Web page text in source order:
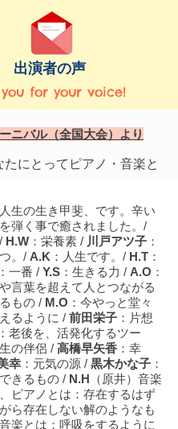
​出演者の声
you for your voice!
ニバル（全国大会）より
たにとってピアノ・音楽と
人生の生き甲斐、です。辛い
弾く事で癒されました。/
H.W ：栄養素 / 川戸アツ子 ：
。/ A.K ：人生です。/ H.T ：
：一番 / Y.S ：生きる力 / A.O ：
言葉を超えて人とつながる
もの / M.O ：今やっと堂々
るように / 前田栄子 ：片想
：老後を、活発化するツー
の伴侶 / 高橋早矢香 ：幸
幸 ：元気の源 / 黒木かな子 ：
きるもの / N.H （原井）音楽
ピアノとは：存在するはず
ら存在しない解のようなも
楽とは：呼吸をするように